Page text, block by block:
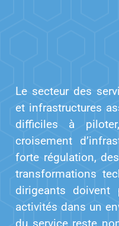
Le secteur des
et infrastructures
difficiles à
croisement
forte régulation,
transformations
dirigeants doivent
activités dans un
du service reste